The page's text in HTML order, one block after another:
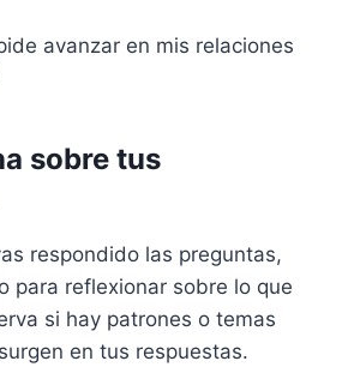
avanzar en mis relaciones
sobre tus
respondido las preguntas,
para reflexionar sobre lo que
si hay patrones o temas
en tus respuestas.